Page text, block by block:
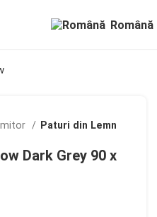
Română
Paturi din Lemn
Dark Grey 90 x